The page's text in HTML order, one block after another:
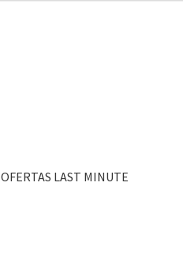
OFERTAS LAST MINUTE